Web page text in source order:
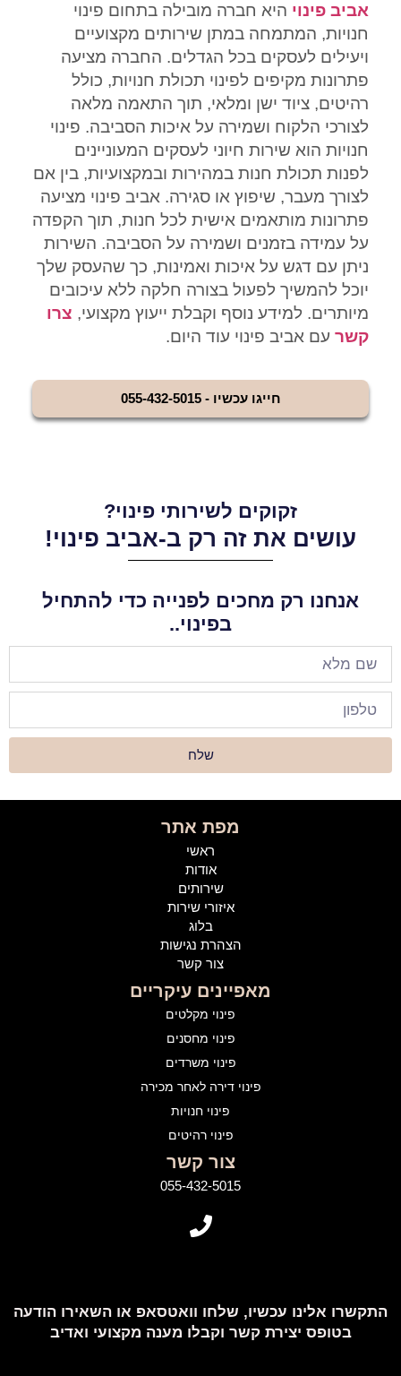
אביב פינוי היא חברה מובילה בתחום פינוי
חנויות, המתמחה במתן שירותים מקצועיים
ויעילים לעסקים בכל הגדלים. החברה מציעה
פתרונות מקיפים לפינוי תכולת חנויות, כולל
רהיטים, ציוד ישן ומלאי, תוך התאמה מלאה
לצורכי הלקוח ושמירה על איכות הסביבה. פינוי
חנויות הוא שירות חיוני לעסקים המעוניינים
לפנות תכולת חנות במהירות ובמקצועיות, בין אם
לצורך מעבר, שיפוץ או סגירה. אביב פינוי מציעה
פתרונות מותאמים אישית לכל חנות, תוך הקפדה
על עמידה בזמנים ושמירה על הסביבה. השירות
ניתן עם דגש על איכות ואמינות, כך שהעסק שלך
יוכל להמשיך לפעול בצורה חלקה ללא עיכובים
מיותרים. למידע נוסף וקבלת ייעוץ מקצועי, צרו
קשרעם אביב פינוי עוד היום.
חייגו עכשיו - 055-432-5015
זקוקים לשירותי פינוי?
עושים את זה רק ב-אביב פינוי!
אנחנו רק מחכים לפנייה כדי להתחיל
בפינוי..
שלח
מפת אתר
ראשי
אודות
שירותים
איזורי שירות
בלוג
הצהרת נגישות
צור קשר
מאפיינים עיקריים
פינוי מקלטים
פינוי מחסנים
פינוי משרדים
פינוי דירה לאחר מכירה
פינוי חנויות
פינוי רהיטים
צור קשר
055-432-5015
התקשרו אלינו עכשיו, שלחו וואטסאפ או השאירו הודעה
בטופס יצירת קשר וקבלו מענה מקצועי ואדיב